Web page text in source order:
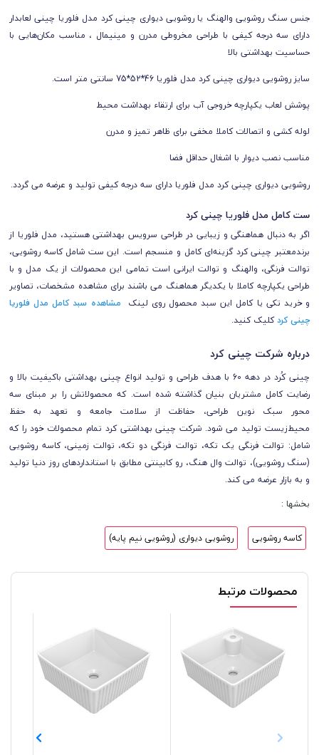
جنس سنگ روشویی والهنگ یا روشویی دیواری چینی کرد مدل فلوریا چینی لعابدار
دارای سه درجه کیفی با طراحی مخروطی مدرن و مینیمال ، مناسب مکان‌هایی با
حساسیت بهداشتی بالا
سایز روشویی دیواری چینی کرد مدل فلوریا 46*52*75 سانتی متر است.
پوشش لعاب یکپارچه خروجی آب برای ارتقاء بهداشت محیط
لوله کشی و اتصالات کاملا مخفی برای ظاهر تمیز و مدرن
مناسب نصب دیوار با اشغال حداقل فضا
روشویی دیواری چینی کرد مدل فلوریا دارای سه درجه کیفی تولید و عرضه می گردد.
ست کامل مدل فلوریا چینی کرد
اگر به دنبال هماهنگی و زیبایی در طراحی سرویس بهداشتی هستید، مدل فلوریا از
برندمعتبر چینی کرد گزینه‌ای کامل و منسجم است. این ست شامل کاسه روشویی،
توالت فرنگی، والهنگ و توالت ایرانی است تمامی این محصولات از یک مدل و با
طراحی یکپارچه کاملا با یکدیگر هماهنگ می باشند برای مشاهده مشخصات، تصاویر
و خرید تکی یا کامل این سبد محصول روی لینک مشاهده سبد کامل مدل فلوریا
چینی کردکلیک کنید.
درباره شرکت چینی کرد
چینی کُرد در دهه 60 با هدف طراحی و تولید انواع چینی بهداشتی باکیفیت بالا و
رضایت کامل مشتریان بنیان گذاشته شده است. که محصولاتش را بر مبنای سه
محور سبک نوین طراحی، حفاظت از سلامت جامعه و تعهد به حفظ
محیط‌زیست تولید می شود. شرکت چینی بهداشتی کرد تمام محصولات خود را که
شامل: توالت فرنگی یک تکه، توالت فرنگی دو تکه، توالت زمینی، کاسه روشویی
(سنگ روشویی)، توالت وال هنگ، رو کابینتی مطابق با استانداردهای روز دنیا تولید
و به بازار عرضه می کند.
بخشها :
کاسه روشویی روشویی دیواری (روشویی نیم پایه)
محصولات مرتبط